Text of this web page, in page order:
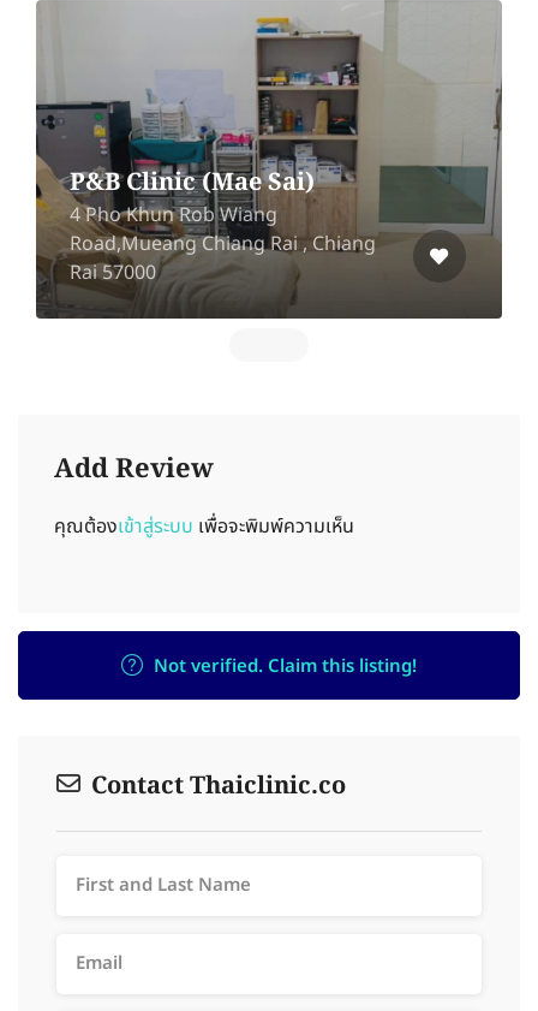
P&B Clinic (Mae Sai)
4 Pho Khun Rob Wiang
Road,Mueang Chiang Rai , Chiang
Rai 57000
Add Review
คุณต้องเข้าสู่ระบบ เพื่อจะพิมพ์ความเห็น
Not verified. Claim this listing!
Contact Thaiclinic.co